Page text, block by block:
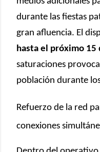
durante las fiestas
gran afluencia. El
hasta el próximo 15
saturaciones
población durante
Refuerzo de la red
conexiones